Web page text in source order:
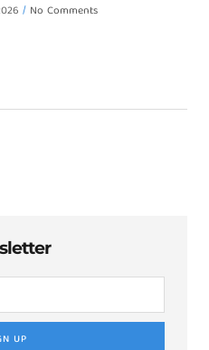
No Comments
UP